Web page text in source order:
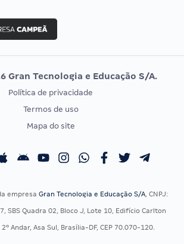
Vunesp
EXAME DE ORDEM
Calendário OAB
Gran Tecnologia e Educação S/A.
Política de privacidade
Termos de uso
Mapa do site
empresa Gran Tecnologia e Educação S/A, CNPJ:
SBS Quadra 02, Bloco J, Lote 10, Edifício Carlton
Andar, Asa Sul, Brasília-DF, CEP 70.070-120.